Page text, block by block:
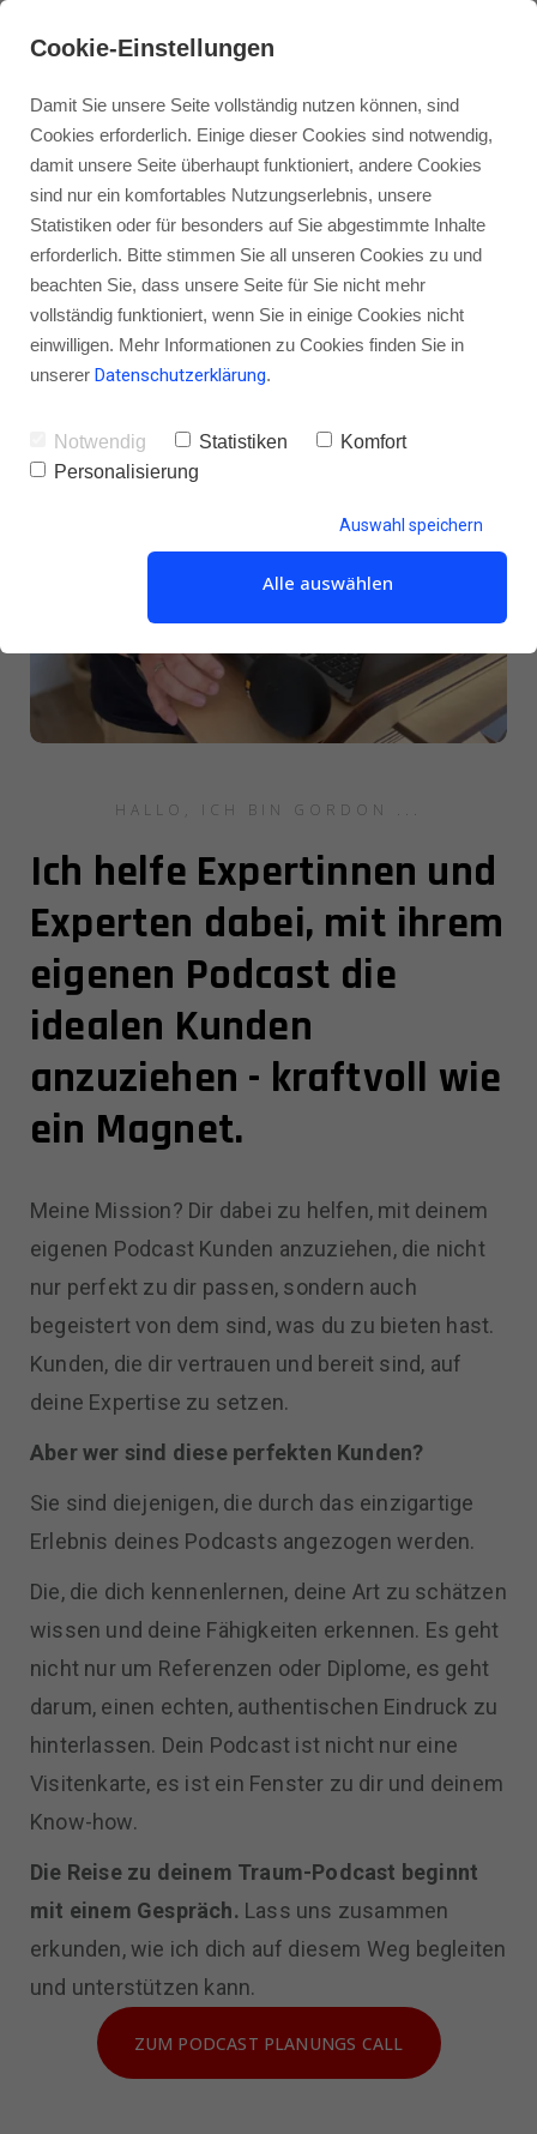
HALLO, ICH BIN GORDON ...
Ich helfe Expertinnen und
Experten dabei, mit ihrem
eigenen Podcast die
idealen Kunden
anzuziehen - kraftvoll wie
ein Magnet.
Meine Mission? Dir dabei zu helfen, mit deinem
eigenen Podcast Kunden anzuziehen, die nicht
nur perfekt zu dir passen, sondern auch
begeistert von dem sind, was du zu bieten hast.
Kunden, die dir vertrauen und bereit sind, auf
deine Expertise zu setzen.
Aber wer sind diese perfekten Kunden?
Sie sind diejenigen, die durch das einzigartige
Erlebnis deines Podcasts angezogen werden.
Die, die dich kennenlernen, deine Art zu schätzen
wissen und deine Fähigkeiten erkennen. Es geht
nicht nur um Referenzen oder Diplome, es geht
darum, einen echten, authentischen Eindruck zu
hinterlassen. Dein Podcast ist nicht nur eine
Visitenkarte, es ist ein Fenster zu dir und deinem
Know-how.
Die Reise zu deinem Traum-Podcast beginnt
mit einem Gespräch. Lass uns zusammen
erkunden, wie ich dich auf diesem Weg begleiten
und unterstützen kann.
ZUM PODCAST PLANUNGS CALL
Cookie-Einstellungen
Damit Sie unsere Seite vollständig nutzen können, sind
Cookies erforderlich. Einige dieser Cookies sind notwendig,
damit unsere Seite überhaupt funktioniert, andere Cookies
sind nur ein komfortables Nutzungserlebnis, unsere
Statistiken oder für besonders auf Sie abgestimmte Inhalte
erforderlich. Bitte stimmen Sie all unseren Cookies zu und
beachten Sie, dass unsere Seite für Sie nicht mehr
vollständig funktioniert, wenn Sie in einige Cookies nicht
einwilligen. Mehr Informationen zu Cookies finden Sie in
unserer Datenschutzerklärung.
Notwendig Statistiken
Komfort
Personalisierung
Auswahl speichern
Alle auswählen